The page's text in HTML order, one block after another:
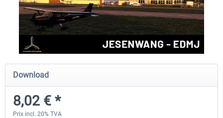
Aerosoft Airport Cologne/Bonn
18,10 € *
sim-wings Hamburg
Download
8,02 € *
Prix incl. 20% TVA